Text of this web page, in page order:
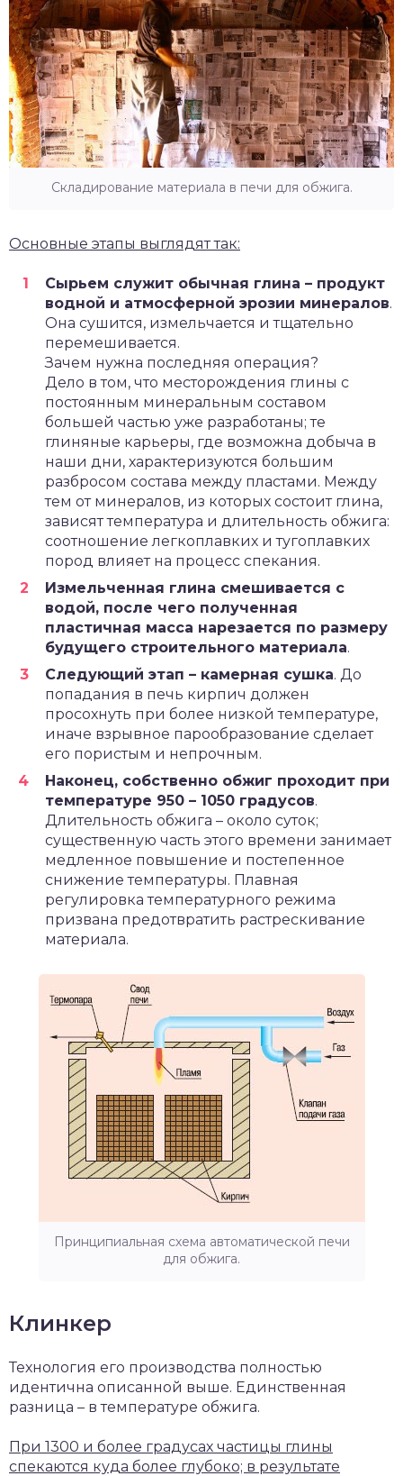
Складирование материала в печи для обжига.
Основные этапы выглядят так:
Сырьем служит обычная глина – продукт
водной и атмосферной эрозии минералов.
Она сушится, измельчается и тщательно
перемешивается.
Зачем нужна последняя операция?
Дело в том, что месторождения глины с
постоянным минеральным составом
большей частью уже разработаны; те
глиняные карьеры, где возможна добыча в
наши дни, характеризуются большим
разбросом состава между пластами. Между
тем от минералов, из которых состоит глина,
зависят температура и длительность обжига:
соотношение легкоплавких и тугоплавких
пород влияет на процесс спекания.
Измельченная глина смешивается с
водой, после чего полученная
пластичная масса нарезается по размеру
будущего строительного материала.
Следующий этап – камерная сушка. До
попадания в печь кирпич должен
просохнуть при более низкой температуре,
иначе взрывное парообразование сделает
его пористым и непрочным.
Наконец, собственно обжиг проходит при
температуре 950 – 1050 градусов.
Длительность обжига – около суток;
существенную часть этого времени занимает
медленное повышение и постепенное
снижение температуры. Плавная
регулировка температурного режима
призвана предотвратить растрескивание
материала.
Принципиальная схема автоматической печи
для обжига.
Клинкер
Технология его производства полностью
идентична описанной выше. Единственная
разница – в температуре обжига.
При 1300 и более градусах частицы глины
спекаются куда более глубоко; в результате